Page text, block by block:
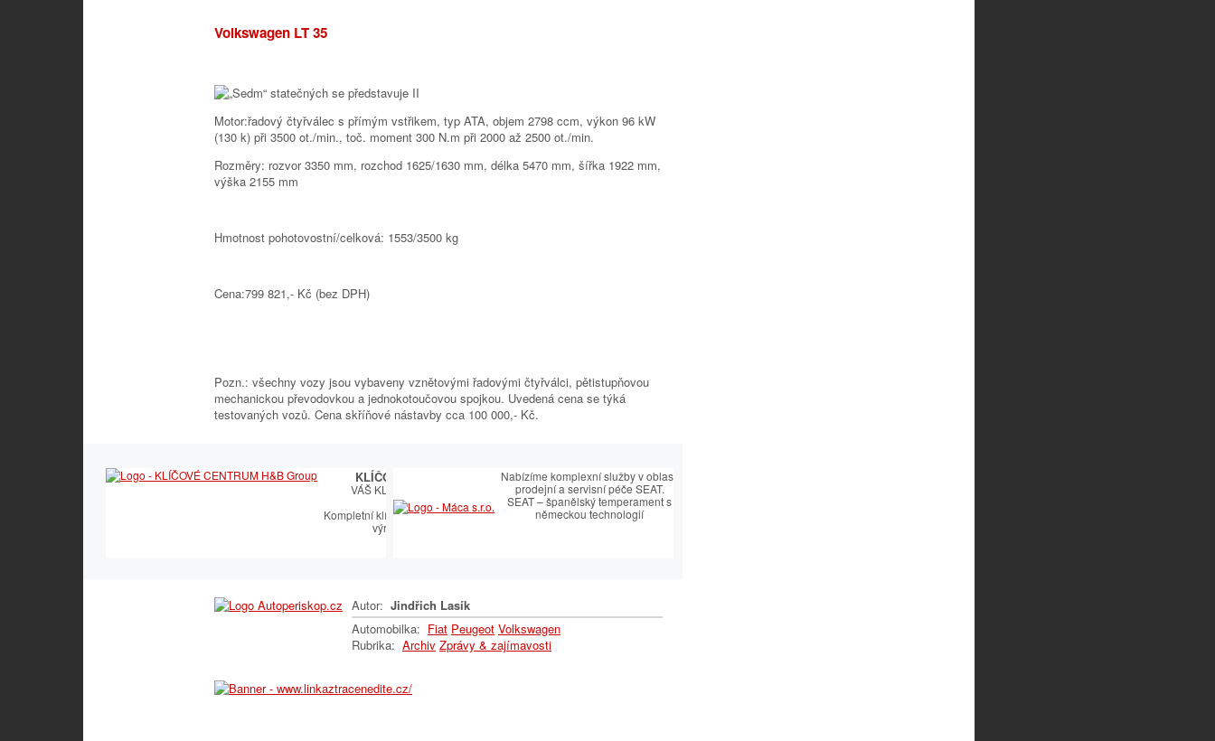
Volkswagen LT 35
Motor:řadový čtyřválec s přímým vstřikem, typ ATA, objem 2798 ccm, výkon 96 kW
(130 k) při 3500 ot./min., toč. moment 300 N.m při 2000 až 2500 ot./min.
Rozměry: rozvor 3350 mm, rozchod 1625/1630 mm, délka 5470 mm, šířka 1922 mm,
výška 2155 mm
Hmotnost pohotovostní/celková: 1553/3500 kg
Cena:799 821,- Kč (bez DPH)
Pozn.: všechny vozy jsou vybaveny vznětovými řadovými čtyřválci, pětistupňovou
mechanickou převodovkou a jednokotoučovou spojkou. Uvedená cena se týká
testovaných vozů. Cena skříňové nástavby cca 100 000,- Kč.
KLÍČOVÉ CENTRUM
VÁŠ KLÍČOVÝ PARTNER
Kompletní klíčařský sortiment včetně
výroby autoklíčů
Nabízíme komplexní služby v oblasti
prodejní a servisní péče SEAT.
SEAT – španělský temperament s
německou technologií
Autor: Jindřich Lasík
Automobilka: Fiat Peugeot Volkswagen
Rubrika: Archiv Zprávy & zajímavosti